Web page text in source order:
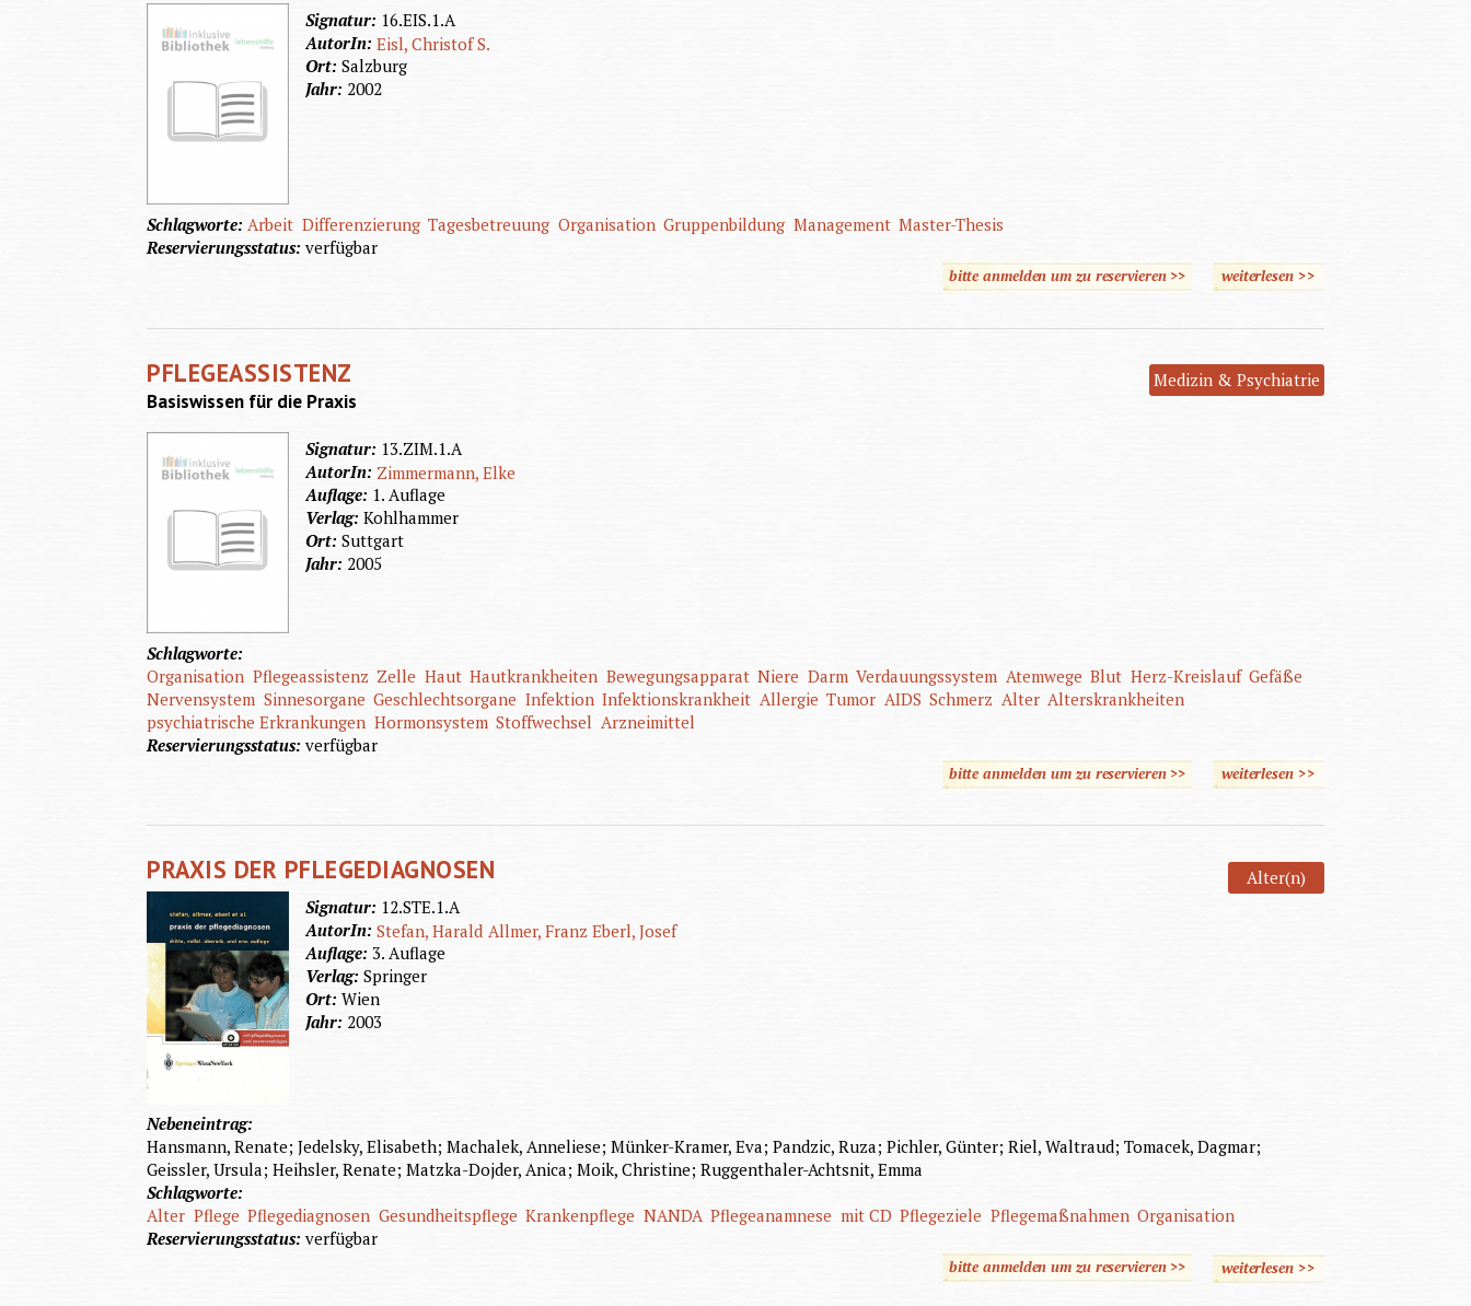
Signatur: 16.EIS.1.A
AutorIn:Eisl, Christof S.
Ort:Salzburg
Jahr: 2002
Schlagworte: Arbeit Differenzierung Tagesbetreuung Organisation Gruppenbildung Management Master-Thesis
Reservierungsstatus:verfügbar
bitte anmelden um zu reservieren >> weiterlesen über Ausdifferenzierung
>>
PFLEGEASSISTENZ Medizin & Psychiatrie
Basiswissen für die Praxis
Signatur: 13.ZIM.1.A
AutorIn: Zimmermann, Elke
Auflage: 1. Auflage
Verlag:Kohlhammer
Ort:Suttgart
Jahr: 2005
Schlagworte:
Organisation Pflegeassistenz Zelle Haut Hautkrankheiten Bewegungsapparat Niere Darm Verdauungssystem Atemwege Blut Herz-Kreislauf Gefäße
Nervensystem Sinnesorgane Geschlechtsorgane Infektion Infektionskrankheit Allergie Tumor AIDS Schmerz Alter Alterskrankheiten
psychiatrische Erkrankungen Hormonsystem Stoffwechsel Arzneimittel
Reservierungsstatus:verfügbar
bitte anmelden um zu reservieren >> weiterlesenüber Pflegeassistenz
>>
PRAXIS DER PFLEGEDIAGNOSEN
Alter(n)
Signatur: 12.STE.1.A
AutorIn:Stefan, Harald Allmer, Franz Eberl, Josef
Auflage: 3. Auflage
Verlag:Springer
Ort:Wien
Jahr: 2003
Nebeneintrag:
Hansmann, Renate; Jedelsky, Elisabeth; Machalek, Anneliese; Münker-Kramer, Eva; Pandzic, Ruza; Pichler, Günter; Riel, Waltraud; Tomacek, Dagmar;
Geissler, Ursula; Heihsler, Renate; Matzka-Dojder, Anica; Moik, Christine; Ruggenthaler-Achtsnit, Emma
Schlagworte:
Alter Pflege Pflegediagnosen Gesundheitspflege Krankenpflege NANDA Pflegeanamnese mit CD Pflegeziele Pflegemaßnahmen Organisation
Reservierungsstatus:verfügbar
bitte anmelden um zu reservieren >> weiterlesen>>